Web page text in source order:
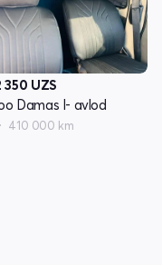
350 UZS
Damas I- avlod
410 000 km